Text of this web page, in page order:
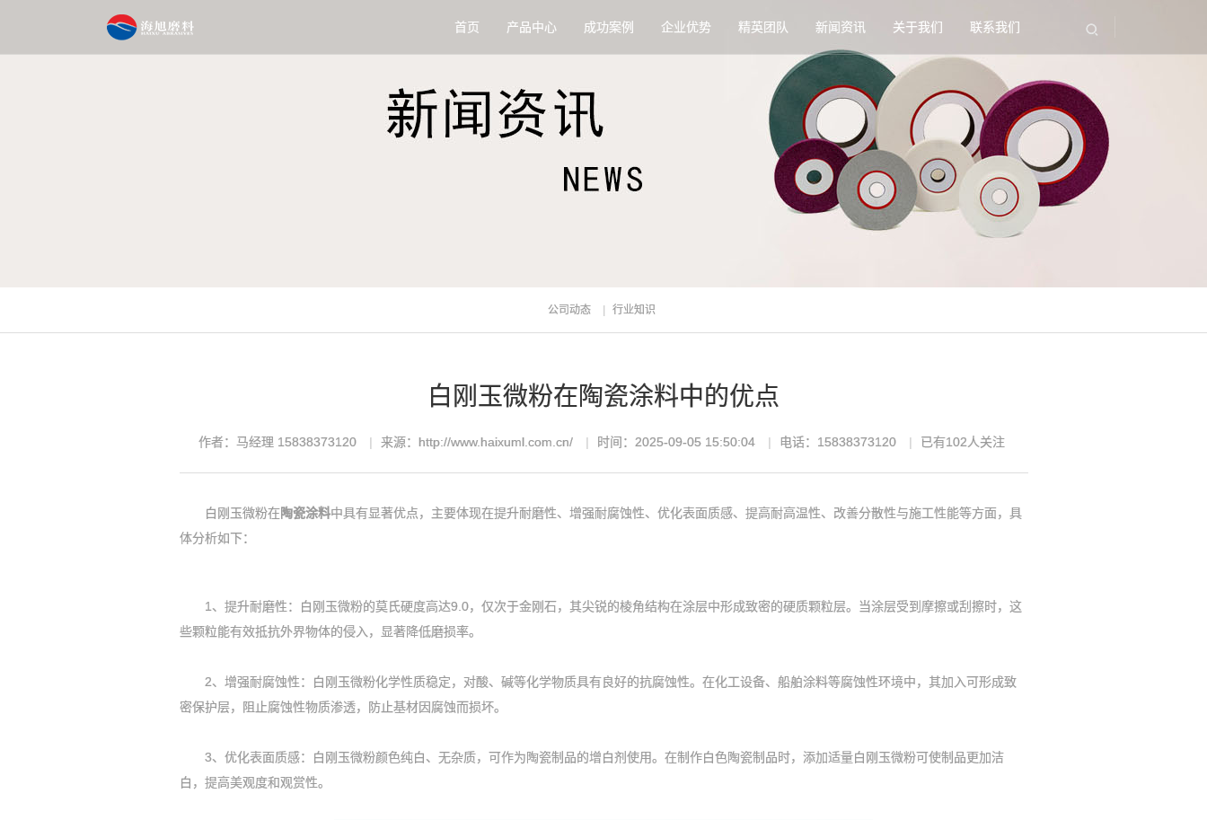
首页 产品中心 成功案例 企业优势 精英团队 新闻资讯 关于我们 联系我们
公司动态 行业知识
白刚玉微粉在陶瓷涂料中的优点
作者：马经理 15838373120 来源：http://www.haixuml.com.cn/ 时间：2025-09-05 15:50:04 电话：15838373120 已有102人关注
白刚玉微粉在陶瓷涂料中具有显著优点，主要体现在提升耐磨性、增强耐腐蚀性、优化表面质感、提高耐高温性、改善分散性与施工性能等方面，具
体分析如下：
1、提升耐磨性：白刚玉微粉的莫氏硬度高达9.0，仅次于金刚石，其尖锐的棱角结构在涂层中形成致密的硬质颗粒层。当涂层受到摩擦或刮擦时，这
些颗粒能有效抵抗外界物体的侵入，显著降低磨损率。
2、增强耐腐蚀性：白刚玉微粉化学性质稳定，对酸、碱等化学物质具有良好的抗腐蚀性。在化工设备、船舶涂料等腐蚀性环境中，其加入可形成致
密保护层，阻止腐蚀性物质渗透，防止基材因腐蚀而损坏。
3、优化表面质感：白刚玉微粉颜色纯白、无杂质，可作为陶瓷制品的增白剂使用。在制作白色陶瓷制品时，添加适量白刚玉微粉可使制品更加洁
白，提高美观度和观赏性。